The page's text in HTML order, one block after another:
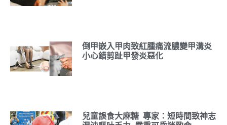
倒甲嵌入甲肉致紅腫痛流膿變甲溝炎
小心錯剪趾甲發炎惡化
兒童誤食大麻糖 專家：短時間致神志